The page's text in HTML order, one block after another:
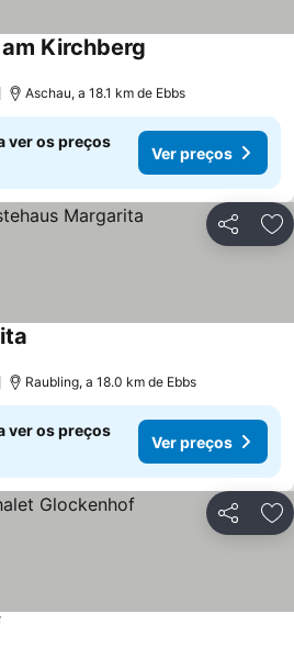
Kirchberg
Aschau, a 18.1 km de Ebbs
ver os preços
Ver preços
Partilhar
Raubling, a 18.0 km de Ebbs
ver os preços
Ver preços
Partilhar